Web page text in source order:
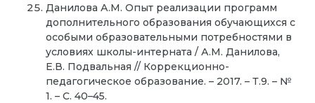
Данилова А.М. Опыт реализации программ
дополнительного образования обучающихся с
особыми образовательными потребностями в
условиях школы-интерната / А.М. Данилова,
Е.В. Подвальная // Коррекционно-
педагогическое образование. – 2017. – Т.9. – №
1. – С. 40–45.